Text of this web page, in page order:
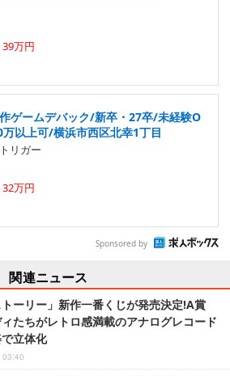
万円
ゲームデバック/新卒・27卒/未経験O
以上可/横浜市西区北幸1丁目
リガー
万円
Sponsored by
関連ニュース
トーリー」新作一番くじが発売決定!A賞
たちがレトロ感満載のアナログレコード
立体化
03:40